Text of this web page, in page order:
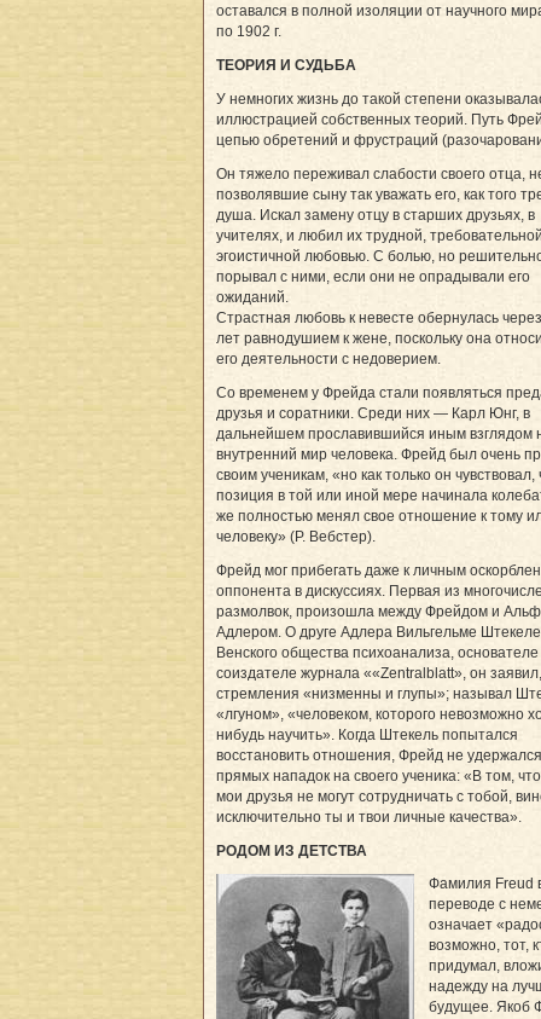
оставался в полной изоляции от научного
по 1902 г.
ТЕОРИЯ И СУДЬБА
У немногих жизнь до такой степени
иллюстрацией собственных теорий. Путь
цепью обретений и фрустраций
Он тяжело переживал слабости своего отца,
позволявшие сыну так уважать его, как того
душа. Искал замену отцу в старших друзьях, в
учителях, и любил их трудной,
эгоистичной любовью. С болью, но
порывал с ними, если они не опрадывали его
ожиданий.
Страстная любовь к невесте обернулась
лет равнодушием к жене, поскольку она
его деятельности с недоверием.
Со временем у Фрейда стали появляться
друзья и соратники. Среди них — Карл Юнг, в
дальнейшем прославившийся иным взглядом
внутренний мир человека. Фрейд был очень
своим ученикам, «но как только он чувствовал,
позиция в той или иной мере начинала
же полностью менял свое отношение к тому
человеку» (Р. Вебстер).
Фрейд мог прибегать даже к личным
оппонента в дискуссиях. Первая из
размолвок, произошла между Фрейдом и
Адлером. О друге Адлера Вильгельме
Венского общества психоанализа,
соиздателе журнала ««Zentralblatt», он
стремления «низменны и глупы»; называл
«лгуном», «человеком, которого невозможно
нибудь научить». Когда Штекель попытался
восстановить отношения, Фрейд не
прямых нападок на своего ученика: «В том,
мои друзья не могут сотрудничать с тобой,
исключительно ты и твои личные качества».
РОДОМ ИЗ ДЕТСТВА
Фамилия Freud
переводе с
означает
возможно, тот,
придумал,
надежду на
будущее. Якоб